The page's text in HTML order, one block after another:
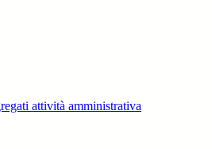
attività amministrativa